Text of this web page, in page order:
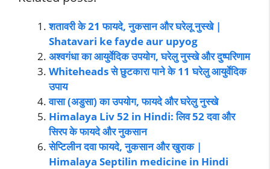
शतावरी के 21 फायदे, नुकसान और घरेलू नुस्खे |
Shatavari ke fayde aur upyog
अश्वगंधा का आयुर्वेदिक उपयोग, घरेलु नुस्खे और दुष्परिणाम
Whiteheads से छुटकारा पाने के 11 घरेलु आयुर्वेदिक
उपाय
वासा (अडुसा) का उपयोग, फायदे और घरेलु नुस्खे
Himalaya Liv 52 in Hindi: लिव 52 दवा और
सिरप के फायदे और नुकसान
सेप्टिलीन दवा फायदे, नुकसान और खुराक |
Himalaya Septilin medicine in Hindi